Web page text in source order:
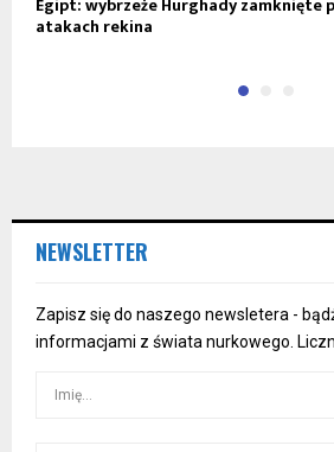
atakach rekina
NEWSLETTER
Zapisz się do naszego newsletera -
informacjami z świata nurkowego.